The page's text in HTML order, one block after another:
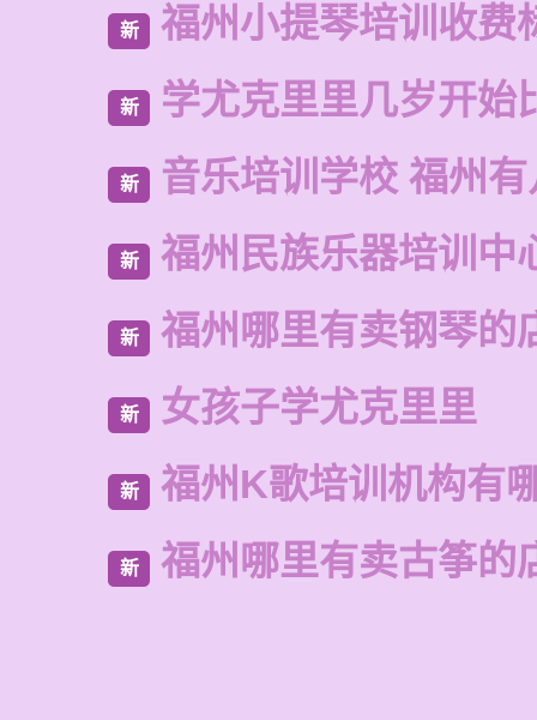
新 福州小提琴培训收费
新 学尤克里里几岁开始
新 音乐培训学校 福州
新 福州民族乐器培训中
新 福州哪里有卖钢琴的
新 女孩子学尤克里里
新 福州K歌培训机构有
新 福州哪里有卖古筝的